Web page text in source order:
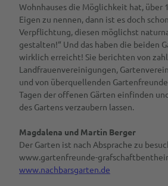
Wohnhauses die Möglichkeit hat, über
Eigen zu nennen, dann ist es doch
Verpflichtung, diesen möglichst
gestalten!“ Und das haben die beiden
wirklich erreicht! Sie berichten von
Landfrauenvereinigungen,
und von überquellenden
Tagen der offenen Gärten einfinden
des Gartens verzaubern lassen.
Magdalena und Martin Berger
Der Garten ist nach Absprache zu
www.gartenfreunde-
www.nachbarsgarten.de